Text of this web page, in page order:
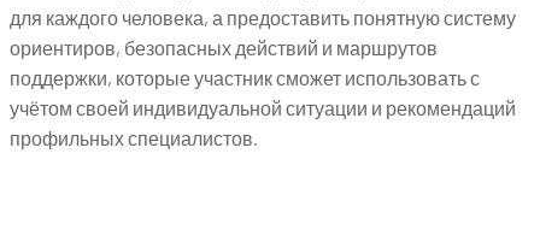
для каждого человека, а предоставить понятную систему
ориентиров, безопасных действий и маршрутов
поддержки, которые участник сможет использовать с
учётом своей индивидуальной ситуации и рекомендаций
профильных специалистов.